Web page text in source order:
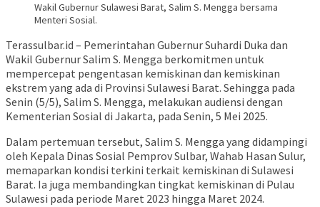
Wakil Gubernur Sulawesi Barat, Salim S. Mengga bersama
Menteri Sosial.
Terassulbar.id – Pemerintahan Gubernur Suhardi Duka dan
Wakil Gubernur Salim S. Mengga berkomitmen untuk
mempercepat pengentasan kemiskinan dan kemiskinan
ekstrem yang ada di Provinsi Sulawesi Barat. Sehingga pada
Senin (5/5), Salim S. Mengga, melakukan audiensi dengan
Kementerian Sosial di Jakarta, pada Senin, 5 Mei 2025.
Dalam pertemuan tersebut, Salim S. Mengga yang didampingi
oleh Kepala Dinas Sosial Pemprov Sulbar, Wahab Hasan Sulur,
memaparkan kondisi terkini terkait kemiskinan di Sulawesi
Barat. Ia juga membandingkan tingkat kemiskinan di Pulau
Sulawesi pada periode Maret 2023 hingga Maret 2024.